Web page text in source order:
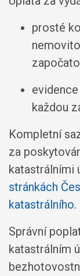
prosté
každou
Kompletní
za
katastrálními
stránkách
katastrálního.
Správní
katastrálním